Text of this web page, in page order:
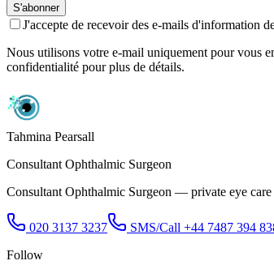
S'abonner
J'accepte de recevoir des e-mails d'information
Nous utilisons votre e-mail uniquement pour vous
confidentialité pour plus de détails.
Tahmina Pearsall
Consultant Ophthalmic Surgeon
Consultant Ophthalmic Surgeon — private eye care
020 3137 3237 SMS/Call +44 7487 394
Follow